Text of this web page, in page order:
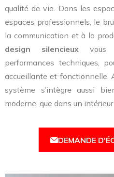
qualité de vie. Dans les
espaces professionnels, le
la communication et à la
design silencieuxvous
performances techniques,
accueillante et fonctionnelle.
système s’intègre aussi
moderne, que dans un intérieur
DEMANDE